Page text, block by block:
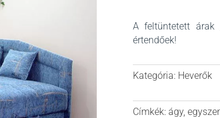
A feltüntetett árak
értendőek!
Kategória: Heverők
Címkék: ágy,